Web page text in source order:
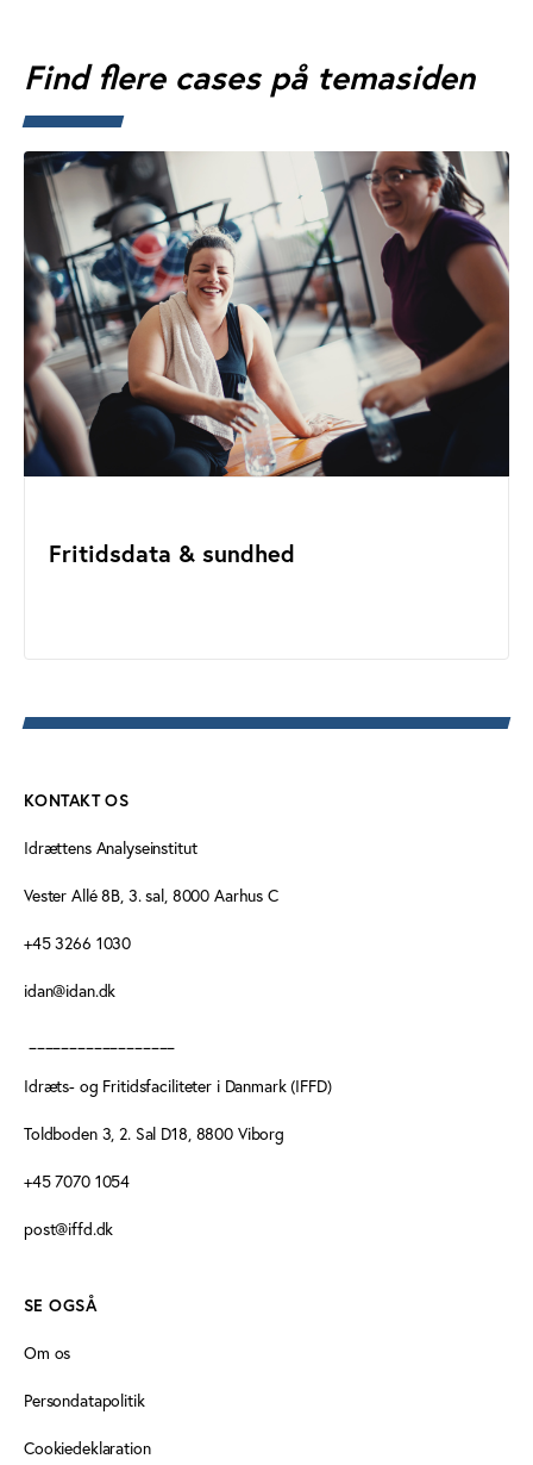
Find flere cases på temasiden
Fritidsdata & sundhed
KONTAKT OS
Idrættens Analyseinstitut
Vester Allé 8B, 3. sal, 8000 Aarhus C
+45 3266 1030
idan@idan.dk
Idræts- og Fritidsfaciliteter i Danmark (IFFD)
Toldboden 3, 2. Sal D18, 8800 Viborg
+45 7070 1054
post@iffd.dk
SE OGSÅ
Om os
Persondatapolitik
Cookiedeklaration